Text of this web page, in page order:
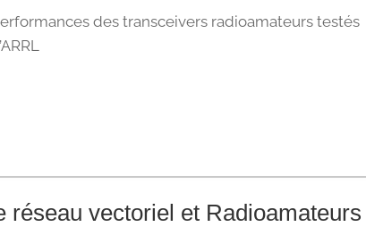
des transceivers radioamateurs testés
réseau vectoriel et Radioamateurs